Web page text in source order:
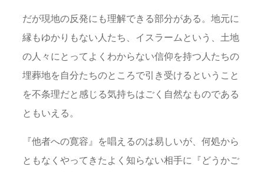
だが現地の反発にも理解できる部分がある。地元に
縁もゆかりもない人たち、イスラームという、土地
の人々にとってよくわからない信仰を持つ人たちの
埋葬地を自分たちのところで引き受けるということ
を不条理だと感じる気持ちはごく自然なものである
ともいえる。
『他者への寛容』を唱えるのは易しいが、何処から
ともなくやってきたよく知らない相手に『どうかご